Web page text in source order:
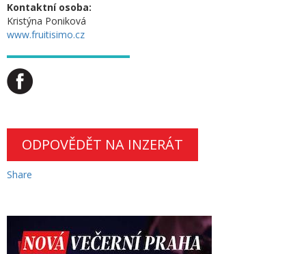
Kontaktní osoba:
Kristýna Poniková
www.fruitisimo.cz
ODPOVĚDĚT NA INZERÁT
Share